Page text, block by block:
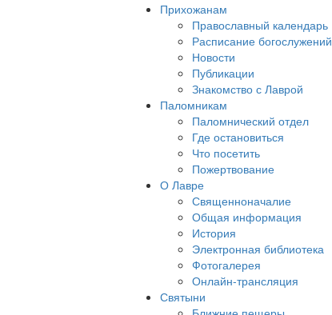
Прихожанам
Православный календарь
Расписание богослужений
Новости
Публикации
Знакомство с Лаврой
Паломникам
Паломнический отдел
Где остановиться
Что посетить
Пожертвование
О Лавре
Священноначалие
Общая информация
История
Электронная библиотека
Фотогалерея
Онлайн-трансляция
Святыни